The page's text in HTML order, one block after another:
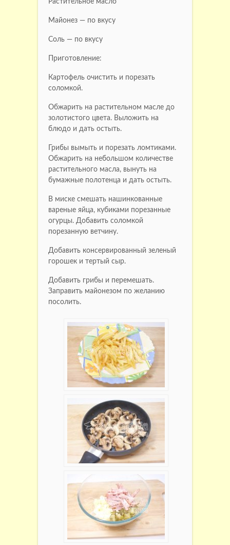
Майонез — по вкусу
Соль — по вкусу
Приготовление:
Картофель очистить и порезать
соломкой.
Обжарить на растительном масле до
золотистого цвета. Выложить на
блюдо и дать остыть.
Грибы вымыть и порезать ломтиками.
Обжарить на небольшом количестве
растительного масла, вынуть на
бумажные полотенца и дать остыть.
В миске смешать нашинкованные
вареные яйца, кубиками порезанные
огурцы. Добавить соломкой
порезанную ветчину.
Добавить консервированный зеленый
горошек и тертый сыр.
Добавить грибы и перемешать.
Заправить майонезом по желанию
посолить.